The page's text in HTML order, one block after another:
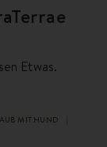
Etwas.
MIT HUND